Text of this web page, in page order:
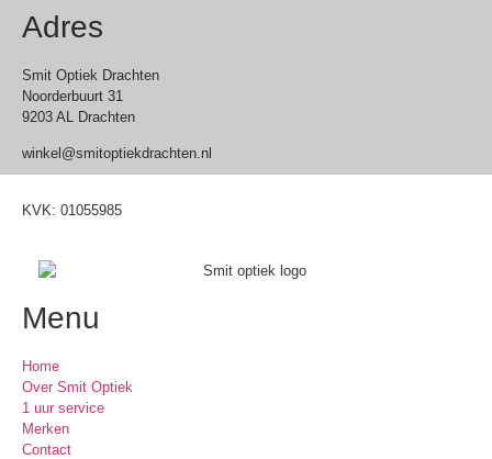
Adres
Smit Optiek Drachten
Noorderbuurt 31
9203 AL Drachten
winkel@smitoptiekdrachten.nl
0512-514881
KVK: 01055985
Menu
Home
Over Smit Optiek
1 uur service
Merken
Contact